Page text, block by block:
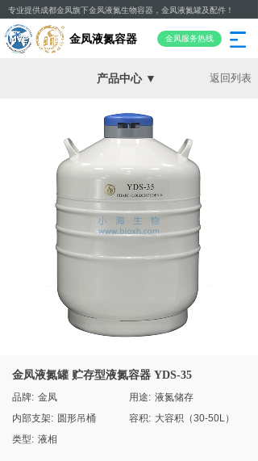
专业提供成都金凤旗下金凤液氮生物容器，金凤液氮罐及配件！
金凤液氮罐 贮存型液氮容器 YDS-35
品牌: 金凤 用途: 液氮储存
内部支架: 圆形吊桶 容积: 大容积（30-50L）
类型: 液相
金凤液氮容器 金凤服务热线
返回列表
产品中心 ▼